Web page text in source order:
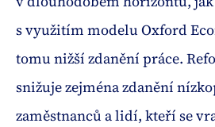
s využitím modelu Oxford
tomu nižší zdanění práce.
snižuje zejména zdanění
zaměstnanců a lidí, kteří se